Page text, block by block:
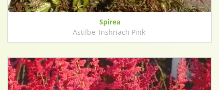
Spirea
Astilbe 'Inshriach Pink'